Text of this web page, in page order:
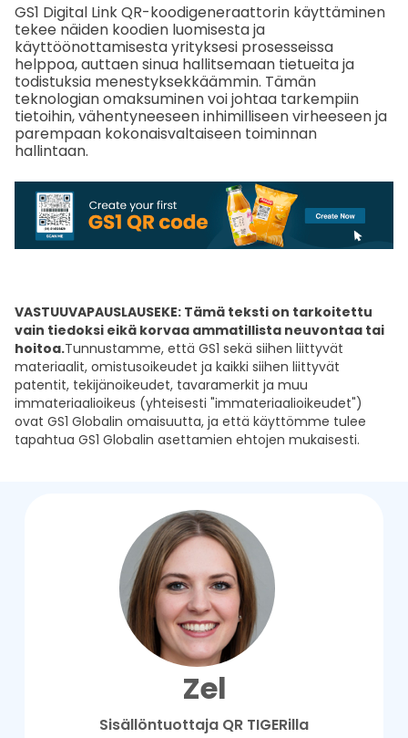
GS1 Digital Link QR-koodigeneraattorin käyttäminen
tekee näiden koodien luomisesta ja
käyttöönottamisesta yrityksesi prosesseissa
helppoa, auttaen sinua hallitsemaan tietueita ja
todistuksia menestyksekkäämmin. Tämän
teknologian omaksuminen voi johtaa tarkempiin
tietoihin, vähentyneeseen inhimilliseen virheeseen ja
parempaan kokonaisvaltaiseen toiminnan
hallintaan.
VASTUUVAPAUSLAUSEKE: Tämä teksti on tarkoitettu
vain tiedoksi eikä korvaa ammatillista neuvontaa tai
hoitoa.Tunnustamme, että GS1 sekä siihen liittyvät
materiaalit, omistusoikeudet ja kaikki siihen liittyvät
patentit, tekijänoikeudet, tavaramerkit ja muu
immateriaalioikeus (yhteisesti "immateriaalioikeudet")
ovat GS1 Globalin omaisuutta, ja että käyttömme tulee
tapahtua GS1 Globalin asettamien ehtojen mukaisesti.
Zel
Sisällöntuottaja QR TIGERilla